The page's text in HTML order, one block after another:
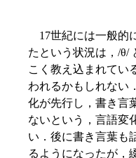
17世紀には一般的
たという状況は，/θ/
こく教え込まれてい
われるかもしれない
化が先行し，書き言
ないという，言語変
い．後に書き言葉も
るようになったが，